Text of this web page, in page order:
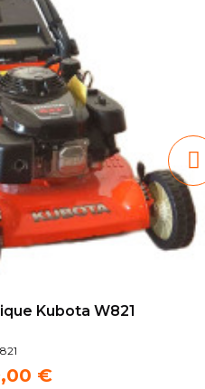
Kubota W821
€